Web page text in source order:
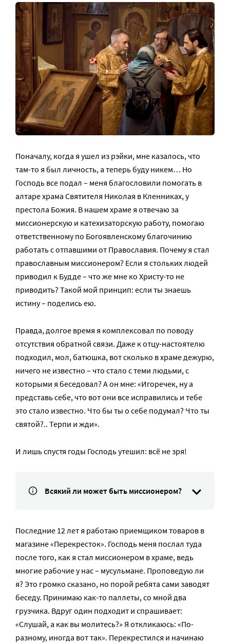
Поначалу, когда я ушел из рэйки, мне казалось, что
там-то я был личность, а теперь буду никем… Но
Господь все подал – меня благословили помогать в
алтаре храма Святителя Николая в Кленниках, у
престола Божия. В нашем храме я отвечаю за
миссионерскую и катехизаторскую работу, помогаю
ответственному по Богоявленскому благочинию
работать с отпавшими от Православия. Почему я стал
православным миссионером? Если я стольких людей
приводил к Будде – что же мне ко Христу-то не
приводить? Такой мой принцип: если ты знаешь
истину – поделись ею.
Правда, долгое время я комплексовал по поводу
отсутствия обратной связи. Даже к отцу-настоятелю
подходил, мол, батюшка, вот сколько в храме дежурю,
ничего не известно – что стало с теми людьми, с
которыми я беседовал? А он мне: «Игоречек, ну а
представь себе, что вот они все исправились и тебе
это стало известно. Что бы ты о себе подумал? Что ты
святой?.. Терпи и жди».
И лишь спустя годы Господь утешил: всё не зря!
Всякий ли может быть миссионером?
Последние 12 лет я работаю приемщиком товаров в
магазине «Перекресток». Господь меня послал туда
после того, как я стал миссионером в храме, ведь
многие рабочие у нас – мусульмане. Проповедую ли
я? Это громко сказано, но порой ребята сами заводят
беседу. Принимаю как-то паллеты, со мной два
грузчика. Вдруг один подходит и спрашивает:
«Слушай, а как вы молитесь?» Я откликаюсь: «По-
разному, иногда вот так». Перекрестился и начинаю